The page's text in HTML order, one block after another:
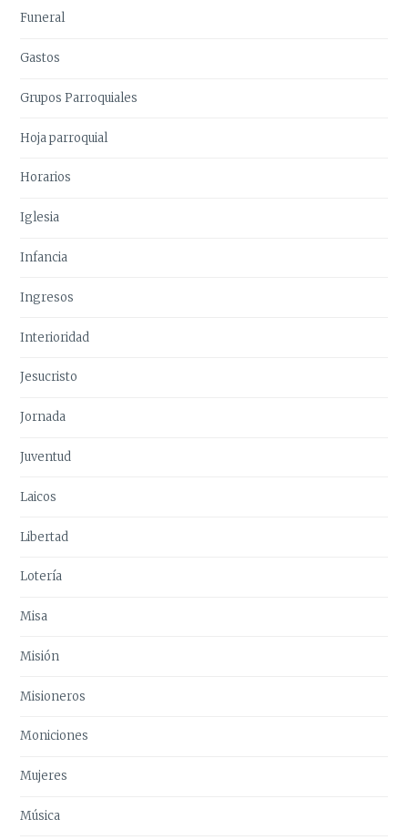
Funeral
Gastos
Grupos Parroquiales
Hoja parroquial
Horarios
Iglesia
Infancia
Ingresos
Interioridad
Jesucristo
Jornada
Juventud
Laicos
Libertad
Lotería
Misa
Misión
Misioneros
Moniciones
Mujeres
Música